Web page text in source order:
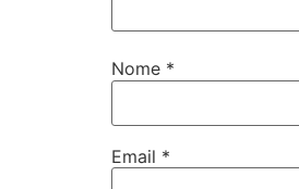
Nome *
Email *